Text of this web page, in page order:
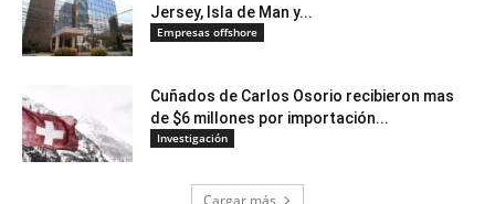
Jersey, Isla de Man y...
Empresas offshore
Cuñados de Carlos Osorio recibieron mas
de $6 millones por importación...
Investigación
Cargar más